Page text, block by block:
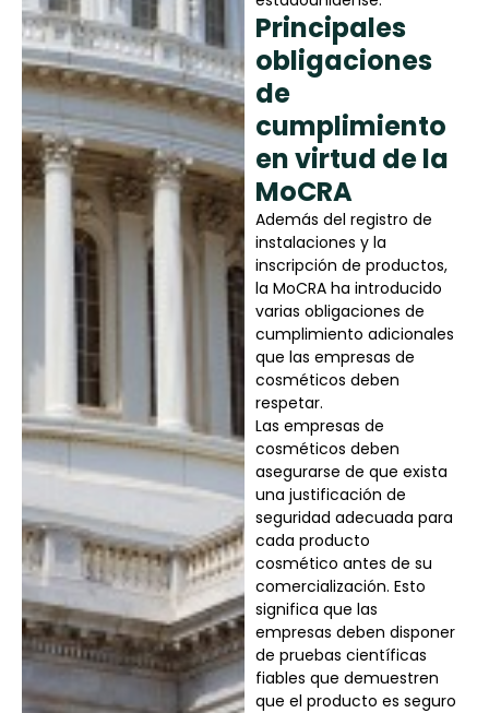
Principales
obligaciones
de
cumplimiento
en virtud de la
MoCRA
Además del registro de
instalaciones y la
inscripción de productos,
la MoCRA ha introducido
varias obligaciones de
cumplimiento adicionales
que las empresas de
cosméticos deben
respetar.
Las empresas de
cosméticos deben
asegurarse de que exista
una justificación de
seguridad adecuada para
cada producto
cosmético antes de su
comercialización. Esto
significa que las
empresas deben disponer
de pruebas científicas
fiables que demuestren
que el producto es seguro